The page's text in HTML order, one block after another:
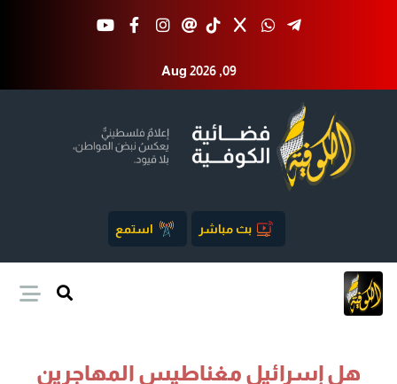
Aug 2026 ,09
بث مباشر استمع
هل إسرائيل مغناطيس المهاجرين